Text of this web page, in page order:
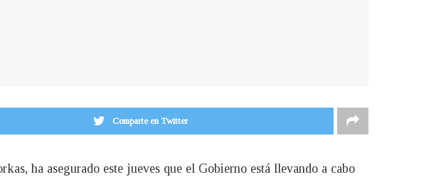
Comparte en Twitter
ha asegurado este jueves que el Gobierno está llevando a cabo